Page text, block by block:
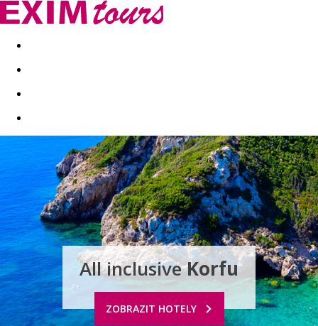
Akční nabídky Last minute
All inclusiveKorfu
ZOBRAZIT HOTELY